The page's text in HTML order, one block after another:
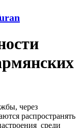
через
распространять
среди